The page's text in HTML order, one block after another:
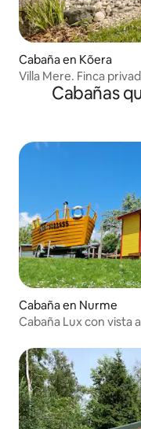
Cabaña en Kõera
Villa Mere. Finca
Cabañas
Cabaña en Nurme
Cabaña Lux con vista